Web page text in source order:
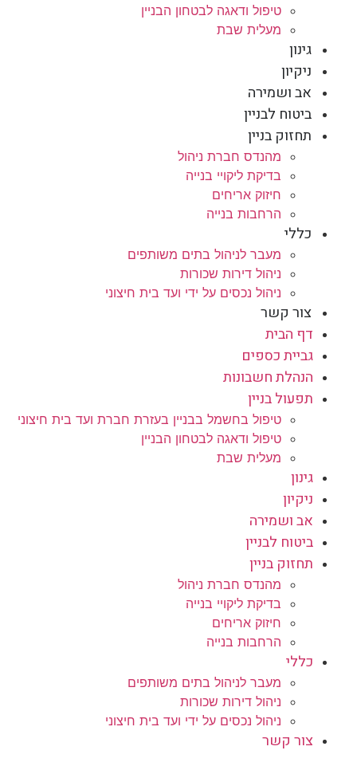
טיפול ודאגה לבטחון הבניין
מעלית שבת
גינון
ניקיון
אב ושמירה
ביטוח לבניין
תחזוק בניין
מהנדס חברת ניהול
בדיקת ליקויי בנייה
חיזוק אריחים
הרחבות בנייה
כללי
מעבר לניהול בתים משותפים
ניהול דירות שכורות
ניהול נכסים על ידי ועד בית חיצוני
צור קשר
דף הבית
גביית כספים
הנהלת חשבונות
תפעול בניין
טיפול בחשמל בבניין בעזרת חברת ועד בית חיצוני
טיפול ודאגה לבטחון הבניין
מעלית שבת
גינון
ניקיון
אב ושמירה
ביטוח לבניין
תחזוק בניין
מהנדס חברת ניהול
בדיקת ליקויי בנייה
חיזוק אריחים
הרחבות בנייה
כללי
מעבר לניהול בתים משותפים
ניהול דירות שכורות
ניהול נכסים על ידי ועד בית חיצוני
צור קשר